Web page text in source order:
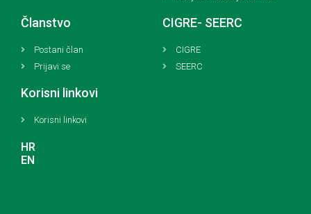
Članstvo
Postani član
Prijavi se
CIGRE- SEERC
CIGRE
SEERC
Korisni linkovi
Korisni linkovi
HR
EN